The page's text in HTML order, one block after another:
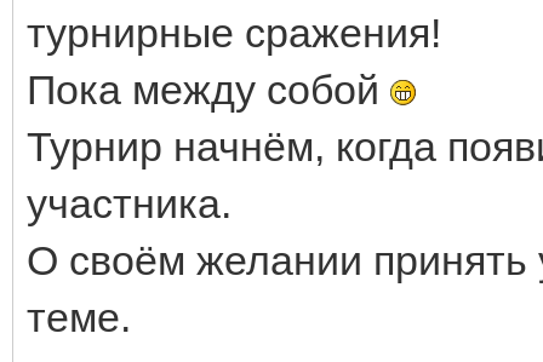
турнирные сражения!
Пока между собой
Турнир начнём, когда
участника.
О своём желании принять
теме.